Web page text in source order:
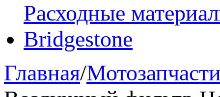
Расходные
Bridgestone
Главная/